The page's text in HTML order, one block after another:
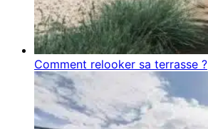
Comment relooker sa terrasse ?